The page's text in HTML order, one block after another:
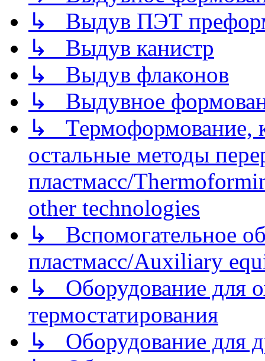
↳ Выдув ПЭТ
↳ Выдув канистр
↳ Выдув флаконов
↳ Выдувное
↳ Термоформование,
остальные методы
пластмасс/
other technologies
↳ Вспомогательное
пластмасс/Auxiliary
↳ Оборудование для
термостатирования
↳ Оборудование для